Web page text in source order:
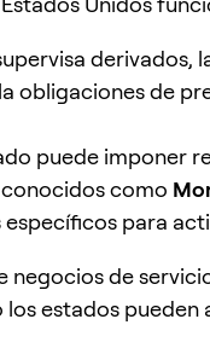
derivados,
obligaciones de
puede imponer
como
para
negocios de
estados pueden